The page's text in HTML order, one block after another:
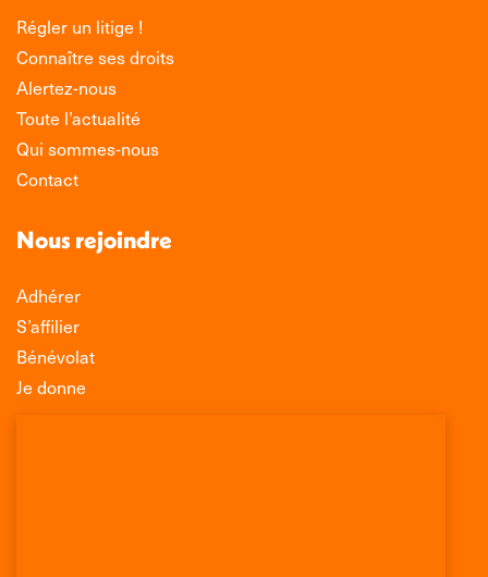
Régler un litige !
Connaître ses droits
Alertez-nous
Toute l’actualité
Qui sommes-nous
Contact
Nous rejoindre
Adhérer
S’affilier
Bénévolat
Je donne